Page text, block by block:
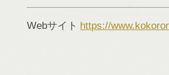
Webサイト https://